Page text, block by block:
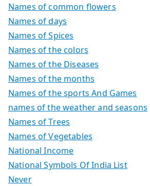
Names of common flowers
Names of days
Names of Spices
Names of the colors
Names of the Diseases
Names of the months
Names of the sports And Games
names of the weather and seasons
Names of Trees
Names of Vegetables
National Income
National Symbols Of India List
Never